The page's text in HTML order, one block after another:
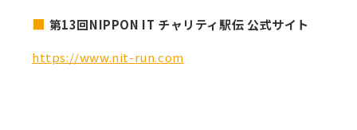
第13回NIPPON IT チャリティ駅伝 公式サイト
https://www.nit-run.com